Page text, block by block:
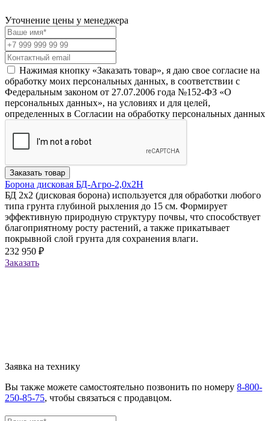
Уточнение цены у менеджера
Нажимая кнопку «Заказать товар», я даю свое согласие на
обработку моих персональных данных, в соответствии с
Федеральным законом от 27.07.2006 года №152-ФЗ «О
персональных данных», на условиях и для целей,
определенных в Согласии на обработку персональных данных
Заказать товар
Борона дисковая БД-Агро-2,0х2Н
БД 2х2 (дисковая борона) используется для обработки любого
типа грунта глубиной рыхления до 15 см. Формирует
эффективную природную структуру почвы, что способствует
благоприятному росту растений, а также прикатывает
покрывной слой грунта для сохранения влаги.
232 950 ₽
Заказать
Заявка на технику
Вы также можете самостоятельно позвонить по номеру 8-800-
250-85-75, чтобы связаться с продавцом.